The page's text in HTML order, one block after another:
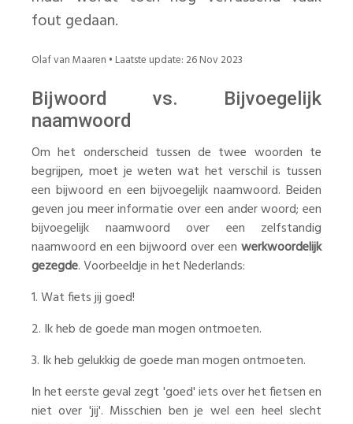
fout gedaan.
Olaf van Maaren • Laatste update: 26 Nov 2023
Bijwoord vs. Bijvoegelijk
naamwoord
Om het onderscheid tussen de twee woorden te
begrijpen, moet je weten wat het verschil is tussen
een bijwoord en een bijvoegelijk naamwoord. Beiden
geven jou meer informatie over een ander woord; een
bijvoegelijk naamwoord over een zelfstandig
naamwoord en een bijwoord over een werkwoordelijk
gezegde. Voorbeeldje in het Nederlands:
1. Wat fiets jij goed!
2. Ik heb de goede man mogen ontmoeten.
3. Ik heb gelukkig de goede man mogen ontmoeten.
In het eerste geval zegt 'goed' iets over het fietsen en
niet over 'jij'. Misschien ben je wel een heel slecht